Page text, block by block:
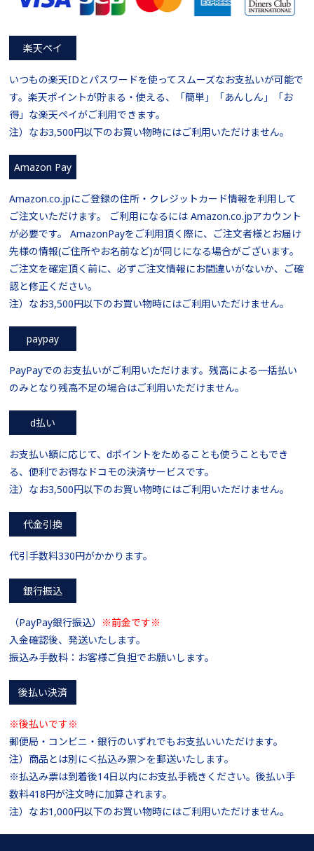
楽天ペイ
いつもの楽天IDとパスワードを使ってスムーズなお支払いが可能で
す。楽天ポイントが貯まる・使える、「簡単」「あんしん」「お
得」な楽天ペイがご利用できます。
注）なお3,500円以下のお買い物時にはご利用いただけません。
Amazon Pay
Amazon.co.jpにご登録の住所・クレジットカード情報を利用して
ご注文いただけます。 ご利用になるには Amazon.co.jpアカウント
が必要です。 AmazonPayをご利用頂く際に、ご注文者様とお届け
先様の情報(ご住所やお名前など)が同じになる場合がございます。
ご注文を確定頂く前に、必ずご注文情報にお間違いがないか、ご確
認と修正ください。
注）なお3,500円以下のお買い物時にはご利用いただけません。
paypay
PayPayでのお支払いがご利用いただけます。残高による一括払い
のみとなり残高不足の場合はご利用いただけません。
d払い
お支払い額に応じて、dポイントをためることも使うこともでき
る、便利でお得なドコモの決済サービスです。
注）なお3,500円以下のお買い物時にはご利用いただけません。
代金引換
代引手数料330円がかかります。
銀行振込
（PayPay銀行振込） ※前金です※
入金確認後、発送いたします。
振込み手数料：お客様ご負担でお願いします。
後払い決済
※後払いです※
郵便局・コンビニ・銀行のいずれでもお支払いいただけます。
注）商品とは別に＜払込み票＞を郵送いたします。
※払込み票は到着後14日以内にお支払手続きください。後払い手
数料418円が注文時に加算されます。
注）なお1,000円以下のお買い物時にはご利用いただけません。